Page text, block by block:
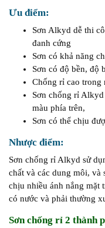
Ưu điểm:
Sơn Alkyd dễ thi
đanh cứng
Sơn có khả năng
Sơn có độ bền, độ
Chống rỉ cao trong
Sơn chống rỉ
màu phía trên,
Sơn có thể chịu
Nhược điểm:
Sơn chống rỉ Alkyd sử
chất và các dung môi,
chịu nhiều ánh nắng mặt
có nước và phải thường
Sơn chống rỉ 2 thành